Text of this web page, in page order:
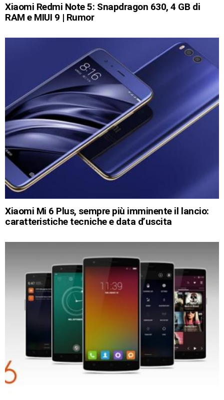
Xiaomi Redmi Note 5: Snapdragon 630, 4 GB di
RAM e MIUI 9 | Rumor
Xiaomi Mi 6 Plus, sempre più imminente il lancio:
caratteristiche tecniche e data d’uscita